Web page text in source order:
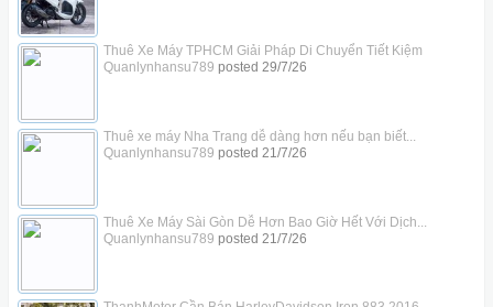
Thuê Xe Máy TPHCM Giải Pháp Di Chuyển Tiết Kiệm
Quanlynhansu789 posted 29/7/26
Thuê xe máy Nha Trang dễ dàng hơn nếu bạn biết...
Quanlynhansu789 posted 21/7/26
Thuê Xe Máy Sài Gòn Dễ Hơn Bao Giờ Hết Với Dịch...
Quanlynhansu789 posted 21/7/26